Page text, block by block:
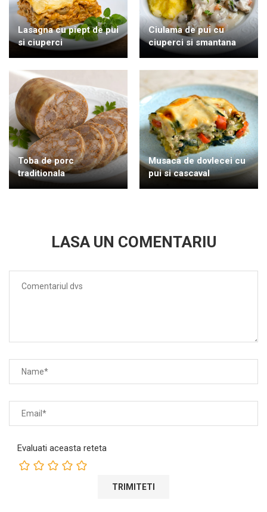
Lasagna cu piept de pui
si ciuperci
Ciulama de pui cu
ciuperci si smantana
Toba de porc
traditionala
Musaca de dovlecei cu
pui si cascaval
LASA UN COMENTARIU
Evaluati aceasta reteta